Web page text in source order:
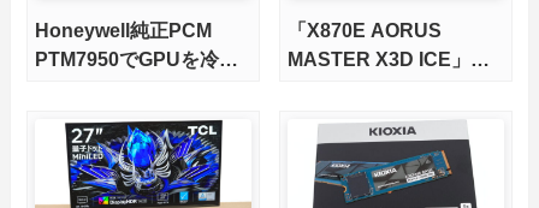
Honeywell純正PCM
PTM7950でGPUを冷や
「X870E AORUS
MASTER X3D ICE」を
さらに高速にする完全版
X870Eマザーボードを徹
底検証